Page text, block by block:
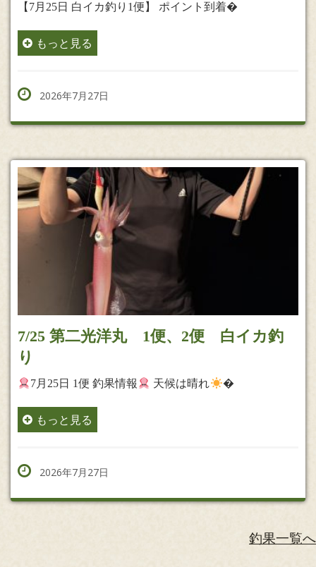
【7月25日 白イカ釣り1便】 ポイント到着�
もっと見る
2026年7月27日
7/25 第二光洋丸 1便、2便 白イカ釣
り
7月25日 1便 釣果情報 天候は晴れ �
もっと見る
2026年7月27日
釣果一覧へ